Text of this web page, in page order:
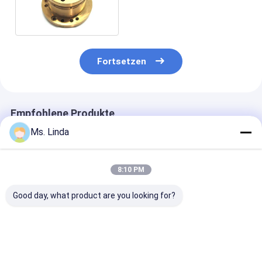
Fortsetzen
Empfohlene Produkte
Ms. Linda
8:10 PM
Good day, what product are you looking for?